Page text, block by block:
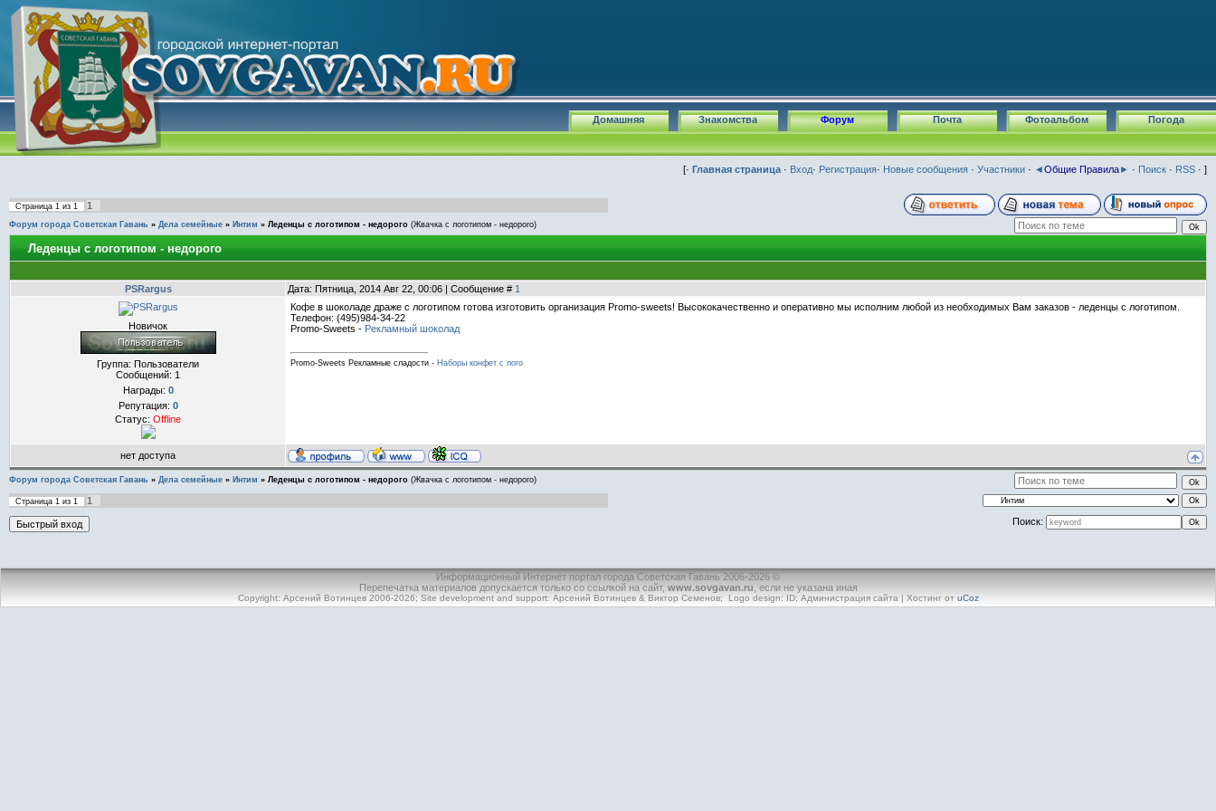
Погода
Фотоальбом
Почта
Форум
Знакомства
Домашняя
[· Главная страница · Вход· Регистрация· Новые сообщения · Участники · ◄Общие Правила► · Поиск · RSS · ]
Страница 1 из 1 1
Форум города Советская Гавань » Дела семейные » Интим » Леденцы с логотипом - недорого (Жвачка с логотипом - недорого)
Леденцы с логотипом - недорого
PSRargus Дата: Пятница, 2014 Авг 22, 00:06 | Сообщение # 1
Новичок
Группа: Пользователи
Сообщений: 1
Награды: 0
Репутация: 0
Статус: Offline
Кофе в шоколаде драже с логотипом готова изготовить организация Promo-sweets! Высококачественно и оперативно мы исполним любой из необходимых Вам заказов - леденцы с логотипом.
Телефон: (495)984-34-22
Promo-Sweets - Рекламный шоколад
Promo-Sweets Рекламные сладости - Наборы конфет с лого
нет доступа
Форум города Советская Гавань » Дела семейные » Интим » Леденцы с логотипом - недорого (Жвачка с логотипом - недорого)
Страница 1 из 1
1
Поиск:
Информационный Интернет портал города Советская Гавань 2006-2026 ©
Перепечатка материалов допускается только со ссылкой на сайт, www.sovgavan.ru , если не указана иная
Copyright: Арсений Вотинцев 2006-2026; Site development and support: Арсений Вотинцев & Виктор Семенов; Logo design: ID; Администрация сайта | Хостинг от uCoz